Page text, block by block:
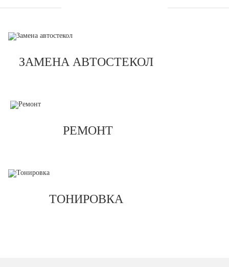
ЗАМЕНА АВТОСТЕКОЛ
РЕМОНТ
ТОНИРОВКА